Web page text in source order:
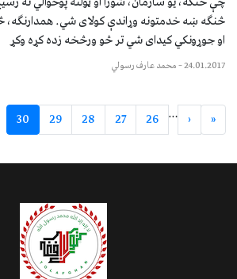
څنګه ښه خدمتونه وړاندې کولای شي. همدارنګه،
او جوړونکي کیدای شي تر څو ورڅخه زده کړه وکړ
24.01.2017
–محمد عارف رسولي
«
‹
…
26
27
28
29
30